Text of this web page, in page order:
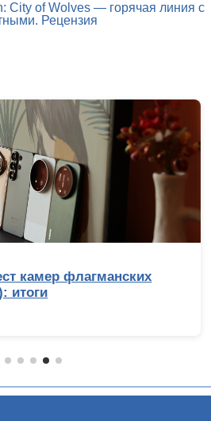
City of Wolves — горячая линия с
Рецензия
камер флагманских
итоги